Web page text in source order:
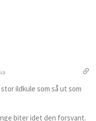
ildkule som så ut som
biter idet den forsvant.